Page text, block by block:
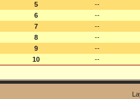
5
--
6
--
7
--
8
--
9
--
10
--